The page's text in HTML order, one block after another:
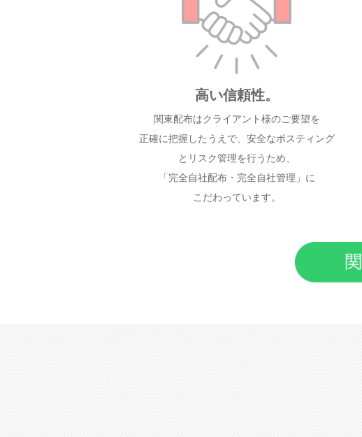
高い信頼性。
関東配布はクライアント様のご要望を
正確に把握したうえで、安全なポスティング
とリスク管理を行うため、
「完全自社配布・完全自社管理」に
こだわっています。